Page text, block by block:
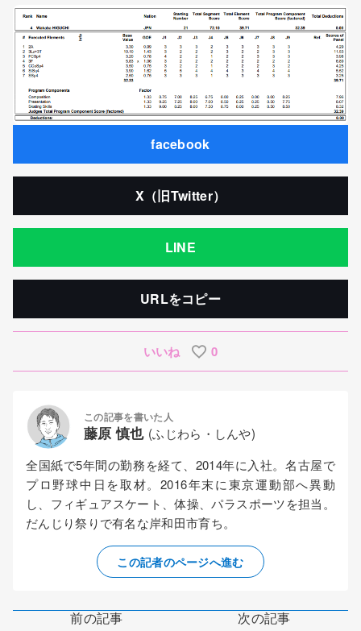
facebook
X（旧Twitter）
LINE
URLをコピー
いいね 0
この記事を書いた人
藤原 慎也 (ふじわら・しんや)
全国紙で5年間の勤務を経て、2014年に入社。名古屋で
プロ野球中日を取材。2016年末に東京運動部へ異動
し、フィギュアスケート、体操、パラスポーツを担当。
だんじり祭りで有名な岸和田市育ち。
この記者のページへ進む
前の記事 次の記事